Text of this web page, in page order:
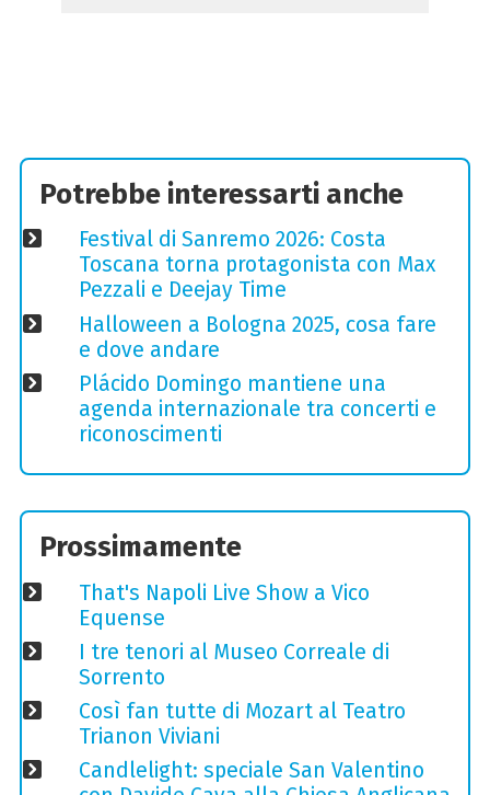
Potrebbe interessarti anche
Festival di Sanremo 2026: Costa
Toscana torna protagonista con Max
Pezzali e Deejay Time
Halloween a Bologna 2025, cosa fare
e dove andare
Plácido Domingo mantiene una
agenda internazionale tra concerti e
riconoscimenti
Prossimamente
That's Napoli Live Show a Vico
Equense
I tre tenori al Museo Correale di
Sorrento
Così fan tutte di Mozart al Teatro
Trianon Viviani
Candlelight: speciale San Valentino